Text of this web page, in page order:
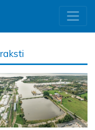
raksti